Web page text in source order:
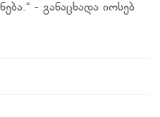
- განაცხადა იოსებ